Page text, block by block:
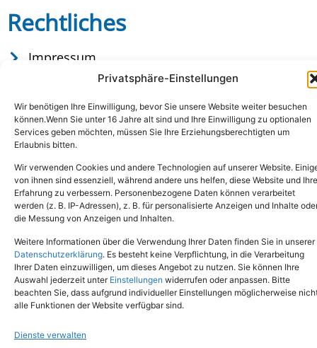
Privatsphäre-Einstellungen
Wir benötigen Ihre Einwilligung, bevor Sie unsere Website weiter besuchen
können.Wenn Sie unter 16 Jahre alt sind und Ihre Einwilligung zu optionalen
Services geben möchten, müssen Sie Ihre Erziehungsberechtigten um
Erlaubnis bitten.
Wir verwenden Cookies und andere Technologien auf unserer Website.
von ihnen sind essenziell, während andere uns helfen, diese Website und Ihre
Erfahrung zu verbessern. Personenbezogene Daten können verarbeitet
werden (z. B. IP-Adressen), z. B. für personalisierte Anzeigen und Inhalte
die Messung von Anzeigen und Inhalten.
Weitere Informationen über die Verwendung Ihrer Daten finden Sie in unserer
Datenschutzerklärung. Es besteht keine Verpflichtung, in die Verarbeitung
Ihrer Daten einzuwilligen, um dieses Angebot zu nutzen. Sie können Ihre
Auswahl jederzeit unter Einstellungen widerrufen oder anpassen. Bitte
beachten Sie, dass aufgrund individueller Einstellungen möglicherweise
alle Funktionen der Website verfügbar sind.
Dienste verwalten
Rechtliches
Impressum
Datenschutz
Copyright © 2024. Alle Rechte vorbehalten.
Tel.: (02651) - 77438info@tierheim-mayen.de
In der Pluns 1, 56727 Mayen